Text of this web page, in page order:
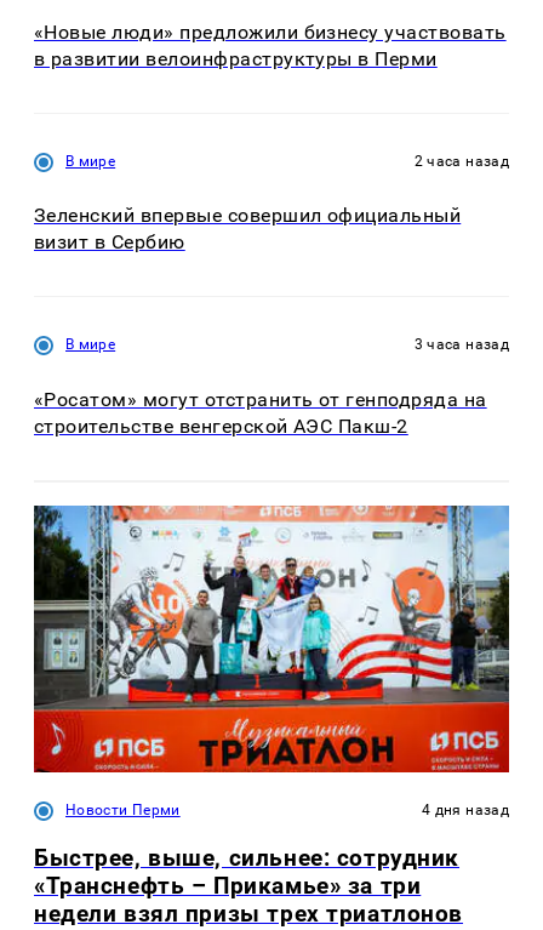
«Новые люди» предложили бизнесу участвовать
в развитии велоинфраструктуры в Перми
В мире 2 часа назад
Зеленский впервые совершил официальный
визит в Сербию
В мире 3 часа назад
«Росатом» могут отстранить от генподряда на
строительстве венгерской АЭС Пакш-2
Новости Перми 4 дня назад
Быстрее, выше, сильнее: сотрудник
«Транснефть – Прикамье» за три
недели взял призы трех триатлонов